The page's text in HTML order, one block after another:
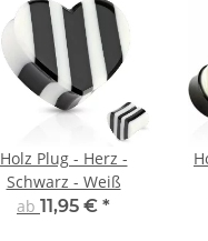
Holz Plug - Herz -
Schwarz - Weiß
ab 11,95 € *